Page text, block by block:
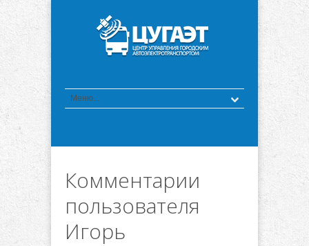
Комментарии
пользователя
Игорь